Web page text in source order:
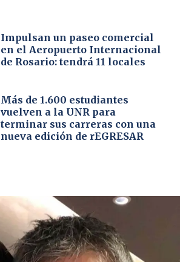
Impulsan un paseo comercial
en el Aeropuerto Internacional
de Rosario: tendrá 11 locales
Más de 1.600 estudiantes
vuelven a la UNR para
terminar sus carreras con una
nueva edición de rEGRESAR